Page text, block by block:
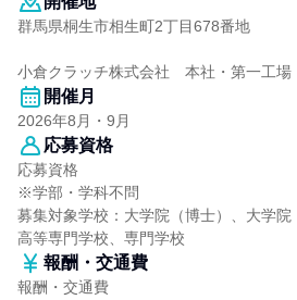
群馬県桐生市相生町2丁目678番地
小倉クラッチ株式会社 本社・第一工場
開催月
2026年8月・9月
応募資格
応募資格
※学部・学科不問
募集対象学校：大学院（博士）、大学院
高等専門学校、専門学校
報酬・交通費
報酬・交通費